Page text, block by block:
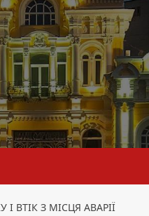
ВТІК З МІСЦЯ АВАРІЇ